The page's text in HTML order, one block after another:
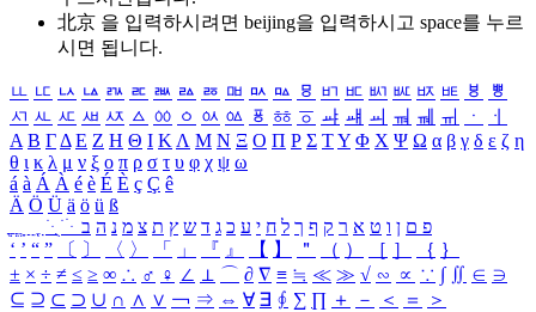
北京 을 입력하시려면 beijing을 입력하시고 space를 누르
시면 됩니다.
ㅥ ㅦ ㅧ ㅨ ㅩ ㅪ ㅫ ㅬ ㅭ ㅮ ㅯ ㅰ ㅱ ㅲ ㅳ ㅴ ㅵ ㅶ ㅷ ㅸ
ㅹ
ㅺ ㅻ ㅼ ㅽ ㅾ ㅿ ㆀ ㆁ ㆂ ㆃ ㆄ ㆅ ㆆ ㆇ ㆈ ㆉ ㆊ ㆋ ㆌ ㆍ
ㆎ
Α Β ΓΔ Ε Ζ Η Θ Ι ΚΛ Μ Ν Ξ Ο Π Ρ Σ ΤΥ Φ Χ Ψ Ω α β γ δ ε ζ η
θ ι κ λ μ ν ξ ο π ρ σ τ υ φ χ ψ ω
á à Á À é è É È ç Ç ê
Ä Ö Ü ä ö ü ß
ִֶֹ ֻּ ׁׂ פ ם ן ו ט א ר ק ף ך ל ח י ע כ ג ד ש ץ ת צ מ נ ה ב
‘ ’ “ ” 〔 〕 〈 〉 「 」 『 』 【 】 ＂ （ ） ［ ］ ｛ ｝
± × ÷ ≠ ≤ ≥ ∞ ∴ ♂ ♀ ∠ ⊥ ⌒ ∂ ∇ ≡ ≒ ≪ ≫ √ ∽ ∝ ∵ ∫ ∬ ∈ ∋
⊆ ⊇ ⊂ ⊃ ∪ ∩ ∧ ∨ ￢ ⇒ ⇔ ∀ ∃ ∮ ∑ ∏ ＋ － ＜ ＝
＞